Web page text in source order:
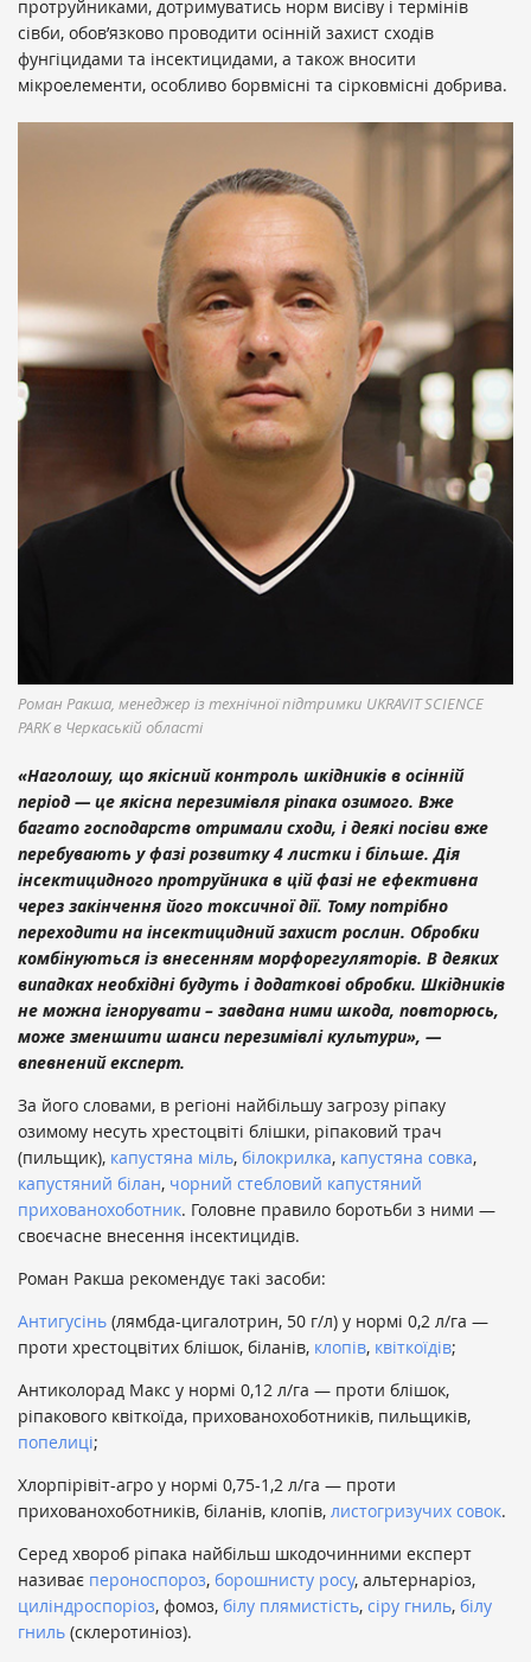
протруйниками, дотримуватись норм висіву і термінів
сівби, обов’язково проводити осінній захист сходів
фунгіцидами та інсектицидами, а також вносити
мікроелементи, особливо борвмісні та сірковмісні добрива.
Роман Ракша, менеджер із технічної підтримки UKRAVIT SCIENCE
PARK в Черкаській області
«Наголошу, що якісний контроль шкідників в осінній
період — це якісна перезимівля ріпака озимого. Вже
багато господарств отримали сходи, і деякі посіви вже
перебувають у фазі розвитку 4 листки і більше. Дія
інсектицидного протруйника в цій фазі не ефективна
через закінчення його токсичної дії. Тому потрібно
переходити на інсектицидний захист рослин. Обробки
комбінуються із внесенням морфорегуляторів. В деяких
випадках необхідні будуть і додаткові обробки. Шкідників
не можна ігнорувати – завдана ними шкода, повторюсь,
може зменшити шанси перезимівлі культури», —
впевнений експерт.
За його словами, в регіоні найбільшу загрозу ріпаку
озимому несуть хрестоцвіті блішки, ріпаковий трач
(пильщик), капустяна міль, білокрилка, капустяна совка,
капустяний білан, чорний стебловий капустяний
прихованохоботник. Головне правило боротьби з ними —
своєчасне внесення інсектицидів.
Роман Ракша рекомендує такі засоби:
Антигусінь (лямбда-цигалотрин, 50 г/л) у нормі 0,2 л/га —
проти хрестоцвітих блішок, біланів, клопів, квіткоїдів;
Антиколорад Макс у нормі 0,12 л/га — проти блішок,
ріпакового квіткоїда, прихованохоботників, пильщиків,
попелиці;
Хлорпірівіт-агро у нормі 0,75-1,2 л/га — проти
прихованохоботників, біланів, клопів, листогризучих совок.
Серед хвороб ріпака найбільш шкодочинними експерт
називає пероноспороз, борошнисту росу, альтернаріоз,
циліндроспоріоз, фомоз, білу плямистість, сіру гниль, білу
гниль (склеротиніоз).